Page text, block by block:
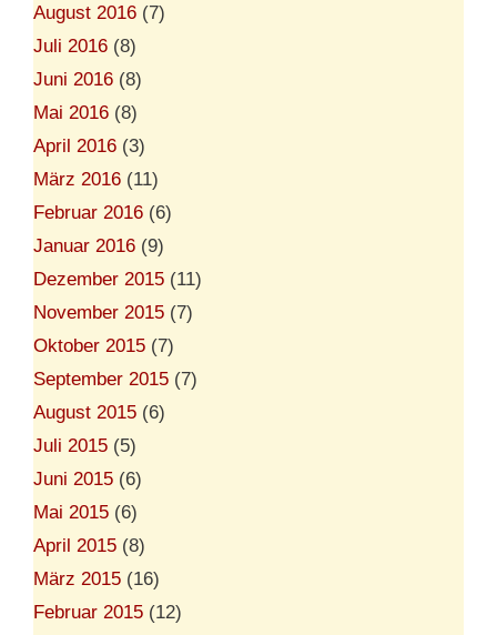
August 2016 (7)
Juli 2016 (8)
Juni 2016 (8)
Mai 2016 (8)
April 2016 (3)
März 2016 (11)
Februar 2016 (6)
Januar 2016 (9)
Dezember 2015 (11)
November 2015 (7)
Oktober 2015 (7)
September 2015 (7)
August 2015 (6)
Juli 2015 (5)
Juni 2015 (6)
Mai 2015 (6)
April 2015 (8)
März 2015 (16)
Februar 2015 (12)